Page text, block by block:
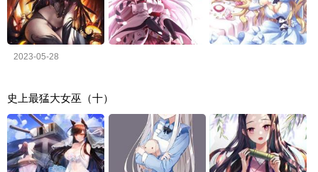
2023-05-28
史上最猛大女巫（十）